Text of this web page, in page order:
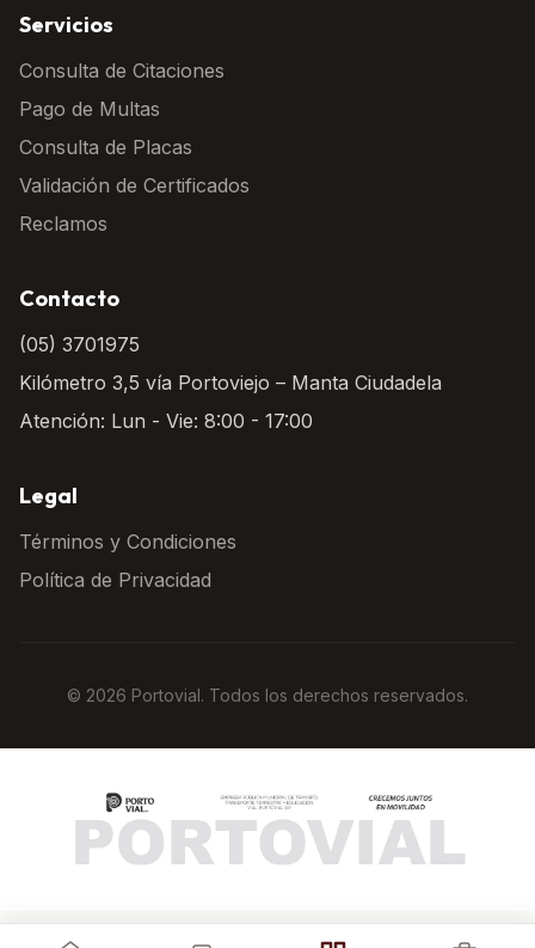
Servicios
Consulta de Citaciones
Pago de Multas
Consulta de Placas
Validación de Certificados
Reclamos
Contacto
(05) 3701975
Kilómetro 3,5 vía Portoviejo – Manta Ciudadela
Atención: Lun - Vie: 8:00 - 17:00
Legal
Términos y Condiciones
Política de Privacidad
© 2026 Portovial. Todos los derechos reservados.